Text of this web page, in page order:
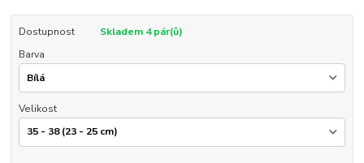
Dostupnost
Skladem 4 pár(ů)
Barva
Velikost